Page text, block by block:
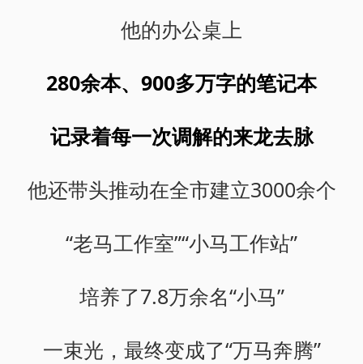
他的办公桌上
280余本、900多万字的笔记本
记录着每一次调解的来龙去脉
他还带头推动在全市建立3000余个
“老马工作室”“小马工作站”
培养了7.8万余名“小马”
一束光，最终变成了“万马奔腾”